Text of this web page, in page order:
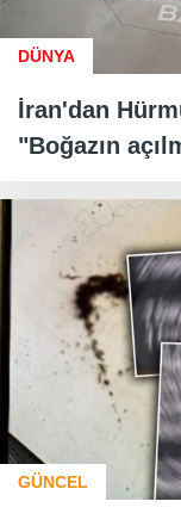
DÜNYA
İran'dan
"Boğazın
GÜNCEL